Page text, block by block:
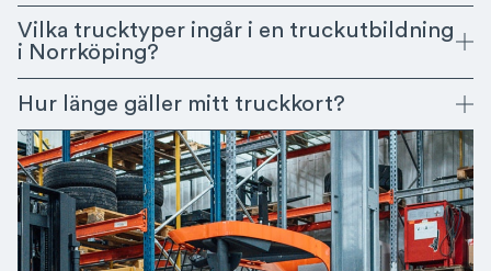
Vilka trucktyper ingår i en truckutbildning
i Norrköping?
Hur länge gäller mitt truckkort?